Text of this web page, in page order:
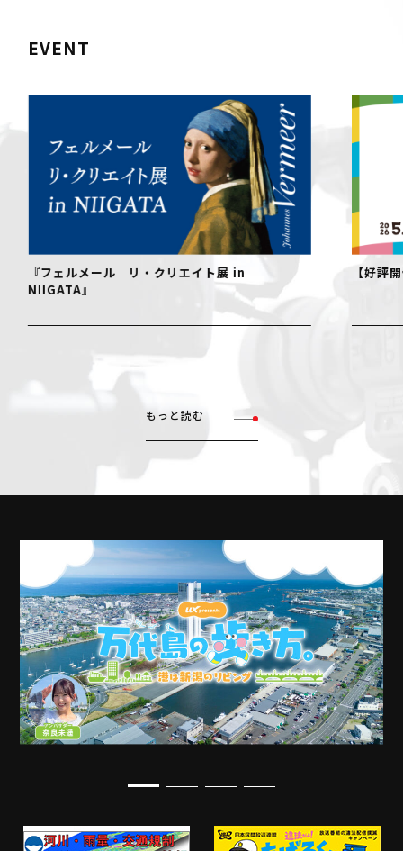
EVENT
『フェルメール リ・クリエイト展 in
NIIGATA』
【好評
もっと読む